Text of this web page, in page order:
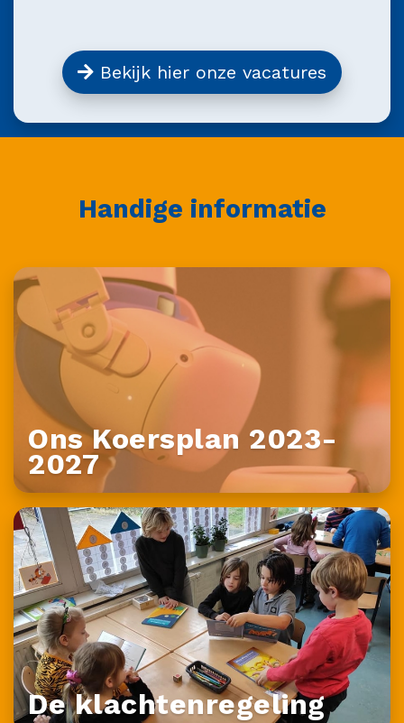
Bekijk hier onze vacatures
Handige informatie
Ons Koersplan 2023-
2027
De klachtenregeling